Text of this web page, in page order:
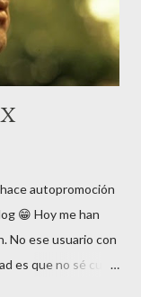
autopromoción
😁 Hoy me han
No ese usuario con
es que no sé cual